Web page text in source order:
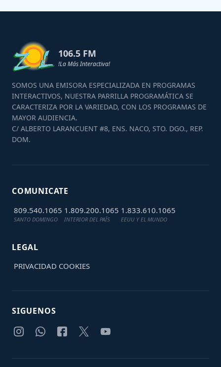
106.5 FM
!La Más Interactiva!
SOMOS UNA EMISORA ESPECIALIZADA EN PROGRAMAS
INTERACTIVOS, NUESTRA PARRILLA PROGRAMÁTICA SE
CARACTERIZA POR LA VARIEDAD, CON LOS PROGRAMAS DE
MAYOR AUDIENCIA.
C/ ALBERTO LARANCUENT #8, ENS. NACO, STO. DGO., REP.
DOM.
COMUNICATE
809.540.1065
SANTO DOMINGO
1.809.200.1065
INTERIOR DEL PAÍS
1.833.610.1065
EEUU Y EL MUNDO
LEGAL
PRIVACIDAD COOKIES
SIGUENOS